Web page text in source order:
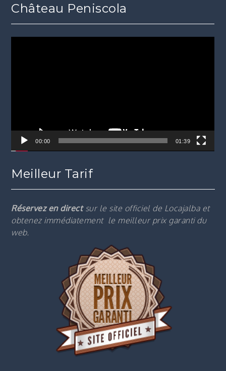
Château Peniscola
00:00 01:39
Meilleur Tarif
Réservez en directsur le site officiel de Locajalba et
obtenez immédiatement le meilleur prix garanti du
web.